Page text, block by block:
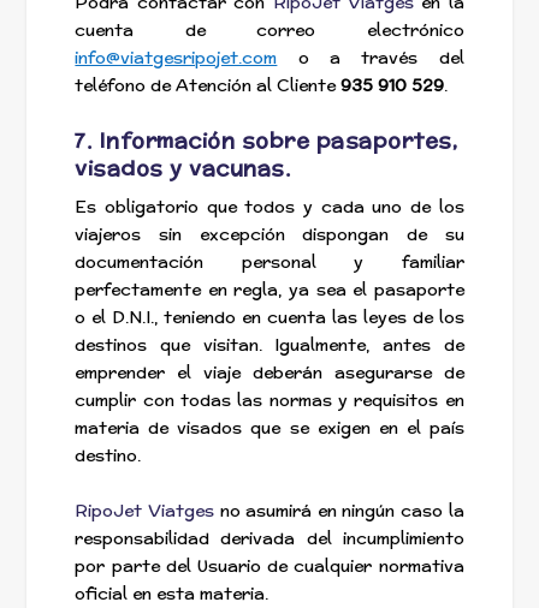
cuenta de correo electrónico
info@viatgesripojet.com o a través del
teléfono de Atención al Cliente935 910 529.
7. Información sobre pasaportes,
visados y vacunas.
Es obligatorio que todos y cada uno de los
viajeros sin excepción dispongan de su
documentación personal y familiar
perfectamente en regla, ya sea el pasaporte
o el D.N.I., teniendo en cuenta las leyes de los
destinos que visitan. Igualmente, antes de
emprender el viaje deberán asegurarse de
cumplir con todas las normas y requisitos en
materia de visados que se exigen en el país
destino.
RipoJet Viatges no asumirá en ningún caso la
responsabilidad derivada del incumplimiento
por parte del Usuario de cualquier normativa
oficial en esta materia.